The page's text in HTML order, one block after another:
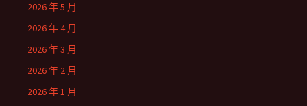
2026 年 5 月
2026 年 4 月
2026 年 3 月
2026 年 2 月
2026 年 1 月